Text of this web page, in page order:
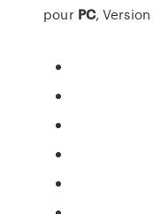
pour PC, Version